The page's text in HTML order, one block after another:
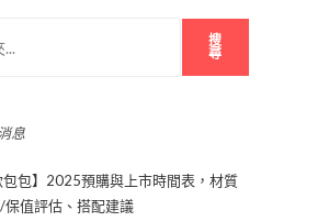
搜
尋
息
包包】2025預購與上市時間表，材質
值評估、搭配建議